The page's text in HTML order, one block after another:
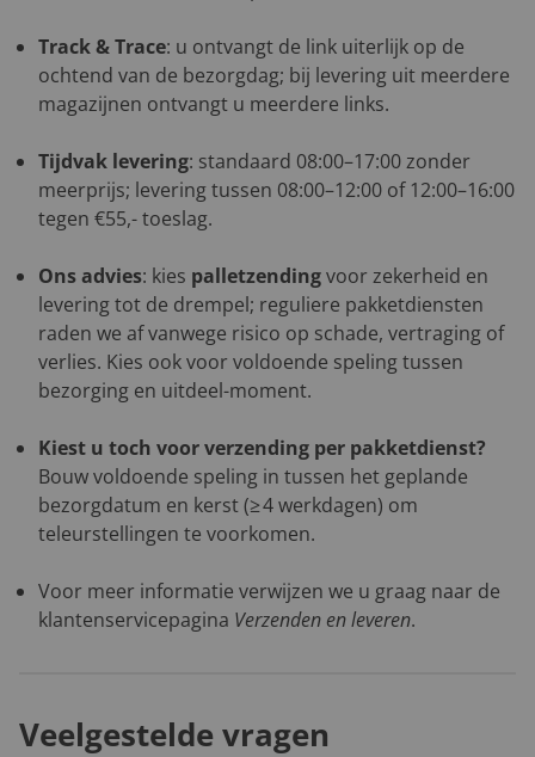
Track & Trace: u ontvangt de link uiterlijk op de
ochtend van de bezorgdag; bij levering uit meerdere
magazijnen ontvangt u meerdere links.
Tijdvak levering: standaard 08:00–17:00 zonder
meerprijs; levering tussen 08:00–12:00 of 12:00–16:00
tegen €55,- toeslag.
Ons advies: kies palletzendingvoor zekerheid en
levering tot de drempel; reguliere pakketdiensten
raden we af vanwege risico op schade, vertraging of
verlies. Kies ook voor voldoende speling tussen
bezorging en uitdeel-moment.
Kiest u toch voor verzending per pakketdienst?
Bouw voldoende speling in tussen het geplande
bezorgdatum en kerst (≥ 4 werkdagen) om
teleurstellingen te voorkomen.
Voor meer informatie verwijzen we u graag naar de
klantenservicepagina Verzenden en leveren.
Veelgestelde vragen